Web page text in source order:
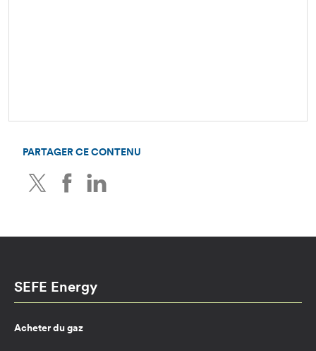
PARTAGER CE CONTENU
TwitterFacebook
SEFE Energy
Acheter du gaz